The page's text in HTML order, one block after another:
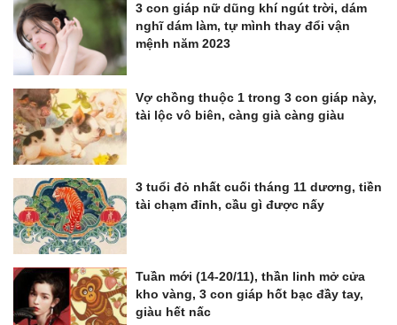
3 con giáp nữ dũng khí ngút trời, dám
nghĩ dám làm, tự mình thay đổi vận
mệnh năm 2023
Vợ chồng thuộc 1 trong 3 con giáp này,
tài lộc vô biên, càng già càng giàu
3 tuổi đỏ nhất cuối tháng 11 dương, tiền
tài chạm đỉnh, cầu gì được nấy
Tuần mới (14-20/11), thần linh mở cửa
kho vàng, 3 con giáp hốt bạc đầy tay,
giàu hết nấc